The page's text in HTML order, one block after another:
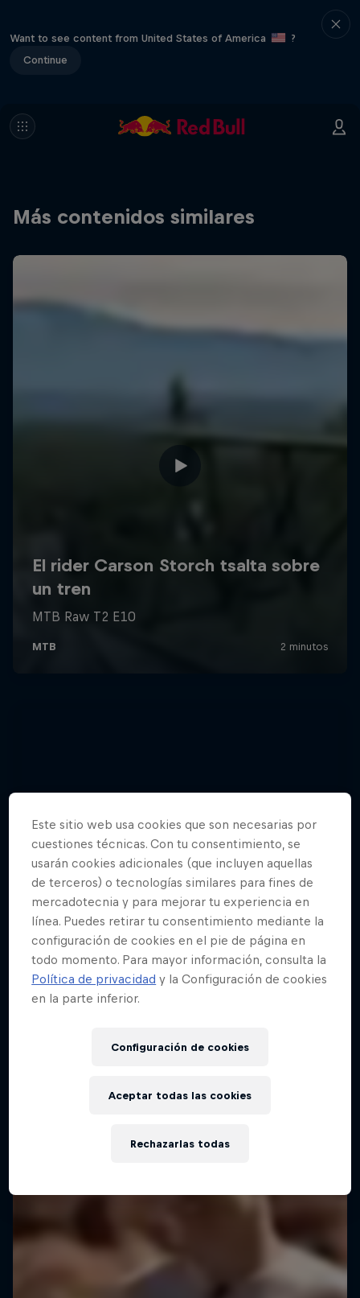
Want to see content from United States of America
?
Continue
Más contenidos similares
11 fotos
Este sitio web usa cookies que son necesarias por
cuestiones técnicas. Con tu consentimiento, se
usarán cookies adicionales (que incluyen aquellas
de terceros) o tecnologías similares para fines de
mercadotecnia y para mejorar tu experiencia en
línea. Puedes retirar tu consentimiento mediante la
configuración de cookies en el pie de página en
todo momento. Para mayor información, consulta la
Política de privacidad y la Configuración de cookies
en la parte inferior.
Configuración de cookies
Rechazarlas todas
Aceptar todas las cookies